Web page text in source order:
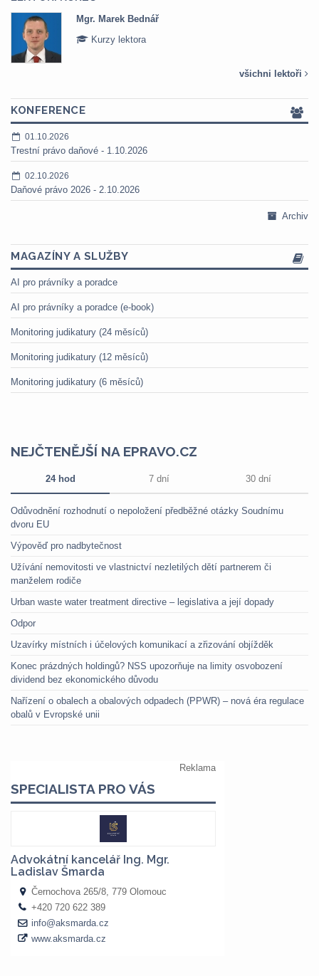
Mgr. Marek Bednář
Kurzy lektora
všichni lektoři
KONFERENCE
01.10.2026
Trestní právo daňové - 1.10.2026
02.10.2026
Daňové právo 2026 - 2.10.2026
Archiv
MAGAZÍNY A SLUŽBY
AI pro právníky a poradce
AI pro právníky a poradce (e-book)
Monitoring judikatury (24 měsíců)
Monitoring judikatury (12 měsíců)
Monitoring judikatury (6 měsíců)
NEJČTENĚJŠÍ NA EPRAVO.CZ
24 hod 7 dní 30 dní
Odůvodnění rozhodnutí o nepoložení předběžné otázky Soudnímu
dvoru EU
Výpověď pro nadbytečnost
Užívání nemovitosti ve vlastnictví nezletilých dětí partnerem či
manželem rodiče
Urban waste water treatment directive – legislativa a její dopady
Odpor
Uzavírky místních i účelových komunikací a zřizování objížděk
Konec prázdných holdingů? NSS upozorňuje na limity osvobození
dividend bez ekonomického důvodu
Nařízení o obalech a obalových odpadech (PPWR) – nová éra regulace
obalů v Evropské unii